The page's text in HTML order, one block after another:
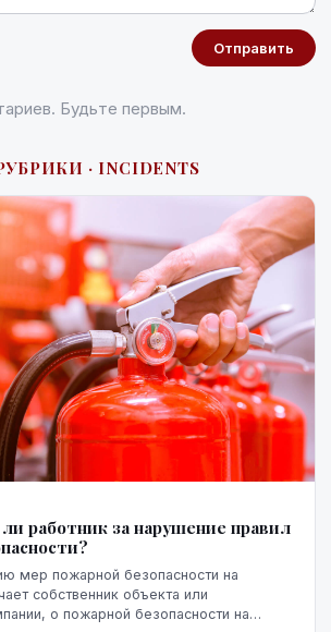
Отправить
Будьте первым.
· INCIDENTS
работник за нарушение правил
мер пожарной безопасности на
собственник объекта или
о пожарной безопасности на